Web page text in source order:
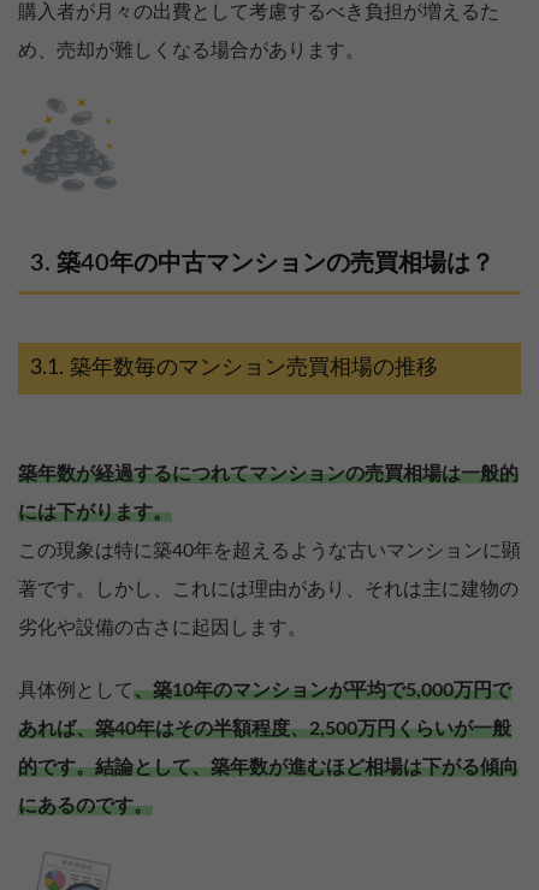
購入者が月々の出費として考慮するべき負担が増えるた
め、売却が難しくなる場合があります。
築40年の中古マンションの売買相場は？
築年数毎のマンション売買相場の推移
築年数が経過するにつれてマンションの売買相場は一般的
には下がります。
この現象は特に築40年を超えるような古いマンションに顕
著です。しかし、これには理由があり、それは主に建物の
劣化や設備の古さに起因します。
具体例として、築10年のマンションが平均で5,000万円で
あれば、築40年はその半額程度、2,500万円くらいが一般
的です。結論として、築年数が進むほど相場は下がる傾向
にあるのです。